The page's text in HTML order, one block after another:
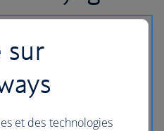
âgé de 14 ou 15 ans
et payée par un parent
être effectuée en ligne.
sur
et des technologies